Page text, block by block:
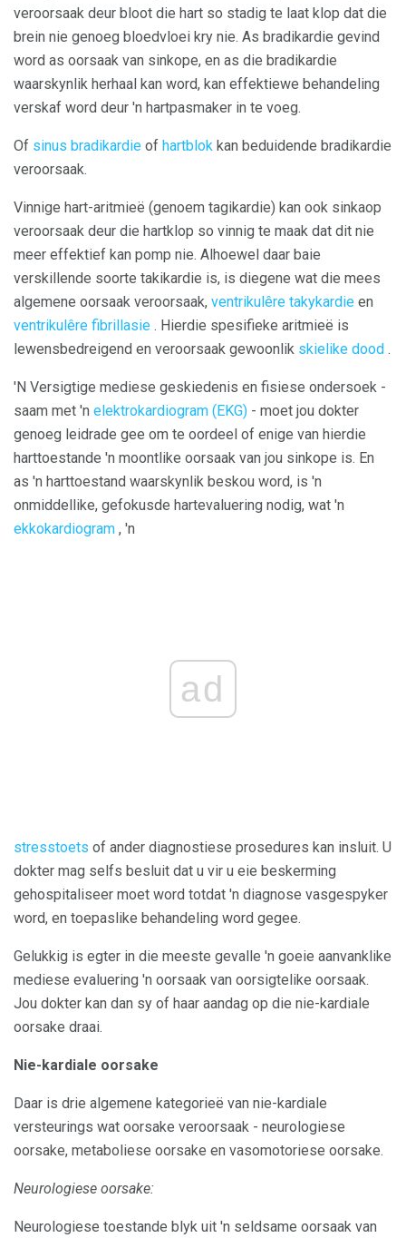
veroorsaak deur bloot die hart so stadig te laat klop dat die
brein nie genoeg bloedvloei kry nie. As bradikardie gevind
word as oorsaak van sinkope, en as die bradikardie
waarskynlik herhaal kan word, kan effektiewe behandeling
verskaf word deur 'n hartpasmaker in te voeg.
Of sinus bradikardie of hartblok kan beduidende bradikardie
veroorsaak.
Vinnige hart-aritmieë (genoem tagikardie) kan ook sinkaop
veroorsaak deur die hartklop so vinnig te maak dat dit nie
meer effektief kan pomp nie. Alhoewel daar baie
verskillende soorte takikardie is, is diegene wat die mees
algemene oorsaak veroorsaak, ventrikulêre takykardie en
ventrikulêre fibrillasie . Hierdie spesifieke aritmieë is
lewensbedreigend en veroorsaak gewoonlik skielike dood .
'N Versigtige mediese geskiedenis en fisiese ondersoek -
saam met 'n elektrokardiogram (EKG) - moet jou dokter
genoeg leidrade gee om te oordeel of enige van hierdie
harttoestande 'n moontlike oorsaak van jou sinkope is. En
as 'n harttoestand waarskynlik beskou word, is 'n
onmiddellike, gefokusde hartevaluering nodig, wat 'n
ekkokardiogram , 'n
ad
stresstoets of ander diagnostiese prosedures kan insluit. U
dokter mag selfs besluit dat u vir u eie beskerming
gehospitaliseer moet word totdat 'n diagnose vasgespyker
word, en toepaslike behandeling word gegee.
Gelukkig is egter in die meeste gevalle 'n goeie aanvanklike
mediese evaluering 'n oorsaak van oorsigtelike oorsaak.
Jou dokter kan dan sy of haar aandag op die nie-kardiale
oorsake draai.
Nie-kardiale oorsake
Daar is drie algemene kategorieë van nie-kardiale
versteurings wat oorsake veroorsaak - neurologiese
oorsake, metaboliese oorsake en vasomotoriese oorsake.
Neurologiese oorsake:
Neurologiese toestande blyk uit 'n seldsame oorsaak van